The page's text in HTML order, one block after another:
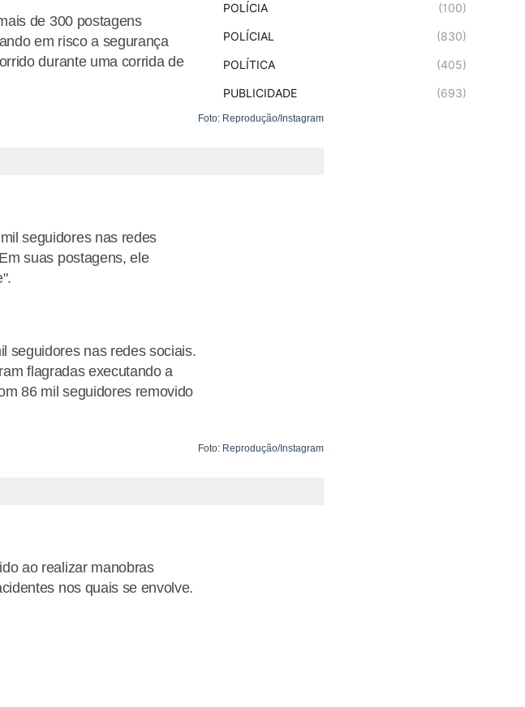
de 300 postagens
em risco a segurança
durante uma corrida de
Foto: Reprodução/Instagram
seguidores nas redes
suas postagens, ele
seguidores nas redes sociais.
flagradas executando a
86 mil seguidores removido
Foto: Reprodução/Instagram
ao realizar manobras
nos quais se envolve.
POLÍCIA (100)
POLÍCIAL (830)
POLÍTICA (405)
PUBLICIDADE (693)